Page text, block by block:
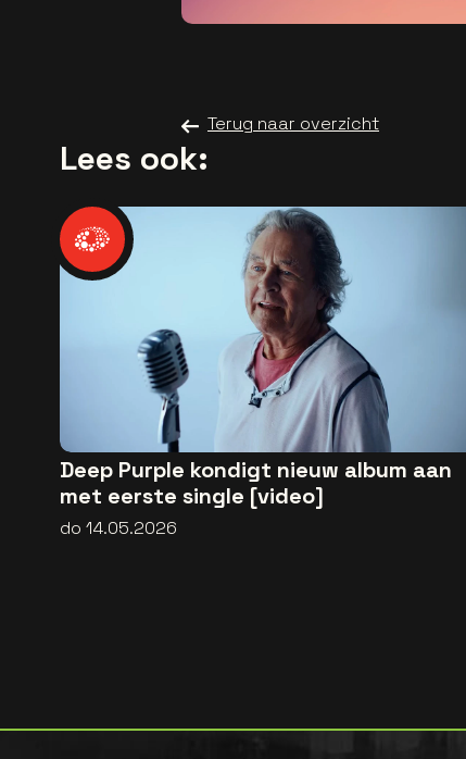
Terug naar overzicht
Lees ook:
Deep Purple kondigt nieuw album aan
met eerste single [video]
do 14.05.2026